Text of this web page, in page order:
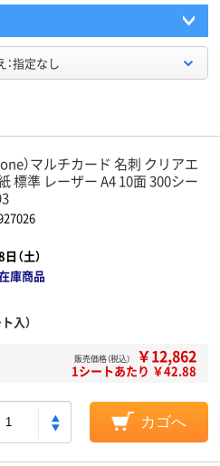
：指定なし
）マルチカード 名刺 クリアエ
標準 レーザー A4 10面 300シー
（土）
庫商品
入）
販売価格（税込） ￥12,862
1シートあたり ￥42.88
カゴへ